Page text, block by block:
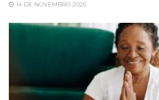
14 DE NOVEMBRO 2025